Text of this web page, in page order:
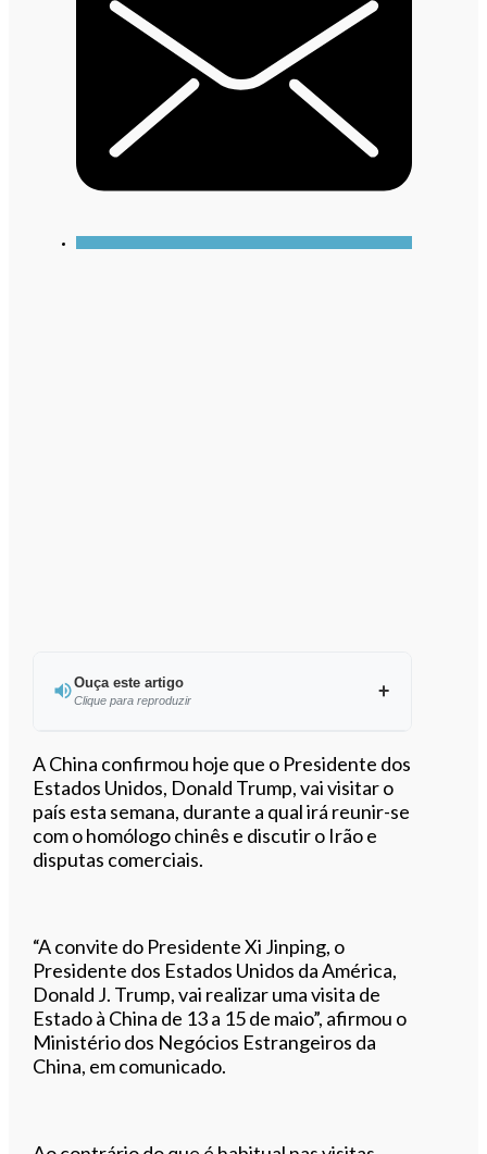
Ouça este artigo
Clique para reproduzir
Ouvir este artigo
A China confirmou hoje que o Presidente dos
Estados Unidos, Donald Trump, vai visitar o
país esta semana, durante a qual irá reunir-se
com o homólogo chinês e discutir o Irão e
disputas comerciais.
“A convite do Presidente Xi Jinping, o
Presidente dos Estados Unidos da América,
Donald J. Trump, vai realizar uma visita de
Estado à China de 13 a 15 de maio”, afirmou o
Ministério dos Negócios Estrangeiros da
China, em comunicado.